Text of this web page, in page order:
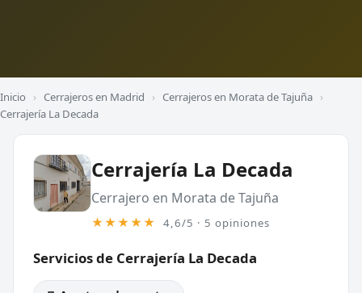
Inicio › Cerrajeros en Madrid › Cerrajeros en Morata de Tajuña ›
Cerrajería La Decada
Cerrajería La Decada
Cerrajero en Morata de Tajuña
★★★★★ 4,6/5 · 5 opiniones
Servicios de Cerrajería La Decada